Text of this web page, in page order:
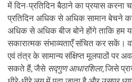
में दिन-प्रतिदिन बैठाने का प्रयास करना
प्रतिदिन अधिक से अधिक सामान बेचने
अधिक से अधिक बीज बोने होंगे ताकि
सकारात्मक संभाव्यताएँ संचित कर सकें।
एवं तंत्र के सामान्य संक्षिप्त मूलपाठों पर
सकते हैं, जैसे सद्गुण आधारशिला, जिसे